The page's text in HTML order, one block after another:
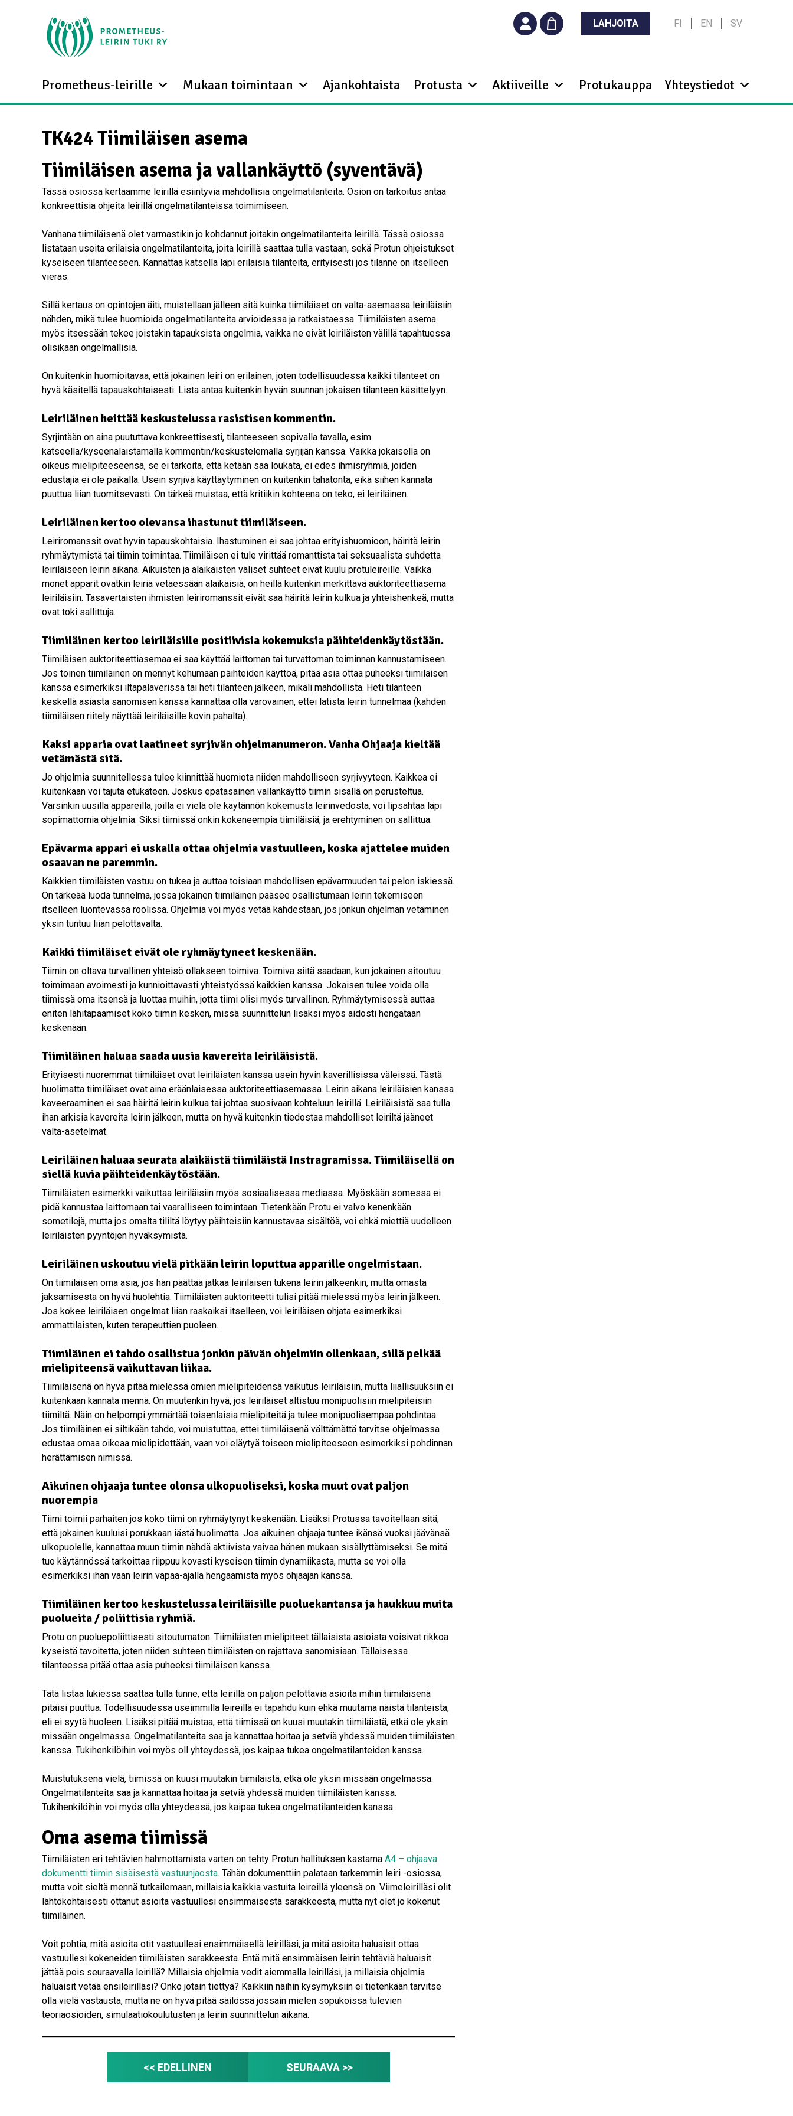
LAHJOITA FI EN SV
Prometheus-leirille Mukaan toimintaan Ajankohtaista Protusta Aktiiveille Protukauppa Yhteystiedot
TK424 Tiimiläisen asema
Tiimiläisen asema ja vallankäyttö (syventävä)
Tässä osiossa kertaamme leirillä esiintyviä mahdollisia ongelmatilanteita. Osion on tarkoitus antaa
konkreettisia ohjeita leirillä ongelmatilanteissa toimimiseen.
Vanhana tiimiläisenä olet varmastikin jo kohdannut joitakin ongelmatilanteita leirillä. Tässä osiossa
listataan useita erilaisia ongelmatilanteita, joita leirillä saattaa tulla vastaan, sekä Protun ohjeistukset
kyseiseen tilanteeseen. Kannattaa katsella läpi erilaisia tilanteita, erityisesti jos tilanne on itselleen
vieras.
Sillä kertaus on opintojen äiti, muistellaan jälleen sitä kuinka tiimiläiset on valta-asemassa leiriläisiin
nähden, mikä tulee huomioida ongelmatilanteita arvioidessa ja ratkaistaessa. Tiimiläisten asema
myös itsessään tekee joistakin tapauksista ongelmia, vaikka ne eivät leiriläisten välillä tapahtuessa
olisikaan ongelmallisia.
On kuitenkin huomioitavaa, että jokainen leiri on erilainen, joten todellisuudessa kaikki tilanteet on
hyvä käsitellä tapauskohtaisesti. Lista antaa kuitenkin hyvän suunnan jokaisen tilanteen käsittelyyn.
Leiriläinen heittää keskustelussa rasistisen kommentin.
Syrjintään on aina puututtava konkreettisesti, tilanteeseen sopivalla tavalla, esim.
katseella/kyseenalaistamalla kommentin/keskustelemalla syrjijän kanssa. Vaikka jokaisella on
oikeus mielipiteeseensä, se ei tarkoita, että ketään saa loukata, ei edes ihmisryhmiä, joiden
edustajia ei ole paikalla. Usein syrjivä käyttäytyminen on kuitenkin tahatonta, eikä siihen kannata
puuttua liian tuomitsevasti. On tärkeä muistaa, että kritiikin kohteena on teko, ei leiriläinen.
Leiriläinen kertoo olevansa ihastunut tiimiläiseen.
Leiriromanssit ovat hyvin tapauskohtaisia. Ihastuminen ei saa johtaa erityishuomioon, häiritä leirin
ryhmäytymistä tai tiimin toimintaa. Tiimiläisen ei tule virittää romanttista tai seksuaalista suhdetta
leiriläiseen leirin aikana. Aikuisten ja alaikäisten väliset suhteet eivät kuulu protuleireille. Vaikka
monet apparit ovatkin leiriä vetäessään alaikäisiä, on heillä kuitenkin merkittävä auktoriteettiasema
leiriläisiin. Tasavertaisten ihmisten leiriromanssit eivät saa häiritä leirin kulkua ja yhteishenkeä, mutta
ovat toki sallittuja.
Tiimiläinen kertoo leiriläisille positiivisia kokemuksia päihteidenkäytöstään.
Tiimiläisen auktoriteettiasemaa ei saa käyttää laittoman tai turvattoman toiminnan kannustamiseen.
Jos toinen tiimiläinen on mennyt kehumaan päihteiden käyttöä, pitää asia ottaa puheeksi tiimiläisen
kanssa esimerkiksi iltapalaverissa tai heti tilanteen jälkeen, mikäli mahdollista. Heti tilanteen
keskellä asiasta sanomisen kanssa kannattaa olla varovainen, ettei latista leirin tunnelmaa (kahden
tiimiläisen riitely näyttää leiriläisille kovin pahalta).
Kaksi apparia ovat laatineet syrjivän ohjelmanumeron. Vanha Ohjaaja kieltää
vetämästä sitä.
Jo ohjelmia suunnitellessa tulee kiinnittää huomiota niiden mahdolliseen syrjivyyteen. Kaikkea ei
kuitenkaan voi tajuta etukäteen. Joskus epätasainen vallankäyttö tiimin sisällä on perusteltua.
Varsinkin uusilla appareilla, joilla ei vielä ole käytännön kokemusta leirinvedosta, voi lipsahtaa läpi
sopimattomia ohjelmia. Siksi tiimissä onkin kokeneempia tiimiläisiä, ja erehtyminen on sallittua.
Epävarma appari ei uskalla ottaa ohjelmia vastuulleen, koska ajattelee muiden
osaavan ne paremmin.
Kaikkien tiimiläisten vastuu on tukea ja auttaa toisiaan mahdollisen epävarmuuden tai pelon iskiessä.
On tärkeää luoda tunnelma, jossa jokainen tiimiläinen pääsee osallistumaan leirin tekemiseen
itselleen luontevassa roolissa. Ohjelmia voi myös vetää kahdestaan, jos jonkun ohjelman vetäminen
yksin tuntuu liian pelottavalta.
Kaikki tiimiläiset eivät ole ryhmäytyneet keskenään.
Tiimin on oltava turvallinen yhteisö ollakseen toimiva. Toimiva siitä saadaan, kun jokainen sitoutuu
toimimaan avoimesti ja kunnioittavasti yhteistyössä kaikkien kanssa. Jokaisen tulee voida olla
tiimissä oma itsensä ja luottaa muihin, jotta tiimi olisi myös turvallinen. Ryhmäytymisessä auttaa
eniten lähitapaamiset koko tiimin kesken, missä suunnittelun lisäksi myös aidosti hengataan
keskenään.
Tiimiläinen haluaa saada uusia kavereita leiriläisistä.
Erityisesti nuoremmat tiimiläiset ovat leiriläisten kanssa usein hyvin kaverillisissa väleissä. Tästä
huolimatta tiimiläiset ovat aina eräänlaisessa auktoriteettiasemassa. Leirin aikana leiriläisien kanssa
kaveeraaminen ei saa häiritä leirin kulkua tai johtaa suosivaan kohteluun leirillä. Leiriläisistä saa tulla
ihan arkisia kavereita leirin jälkeen, mutta on hyvä kuitenkin tiedostaa mahdolliset leiriltä jääneet
valta-asetelmat.
Leiriläinen haluaa seurata alaikäistä tiimiläistä Instragramissa. Tiimiläisellä on
siellä kuvia päihteidenkäytöstään.
Tiimiläisten esimerkki vaikuttaa leiriläisiin myös sosiaalisessa mediassa. Myöskään somessa ei
pidä kannustaa laittomaan tai vaaralliseen toimintaan. Tietenkään Protu ei valvo kenenkään
sometilejä, mutta jos omalta tililtä löytyy päihteisiin kannustavaa sisältöä, voi ehkä miettiä uudelleen
leiriläisten pyyntöjen hyväksymistä.
Leiriläinen uskoutuu vielä pitkään leirin loputtua apparille ongelmistaan.
On tiimiläisen oma asia, jos hän päättää jatkaa leiriläisen tukena leirin jälkeenkin, mutta omasta
jaksamisesta on hyvä huolehtia. Tiimiläisten auktoriteetti tulisi pitää mielessä myös leirin jälkeen.
Jos kokee leiriläisen ongelmat liian raskaiksi itselleen, voi leiriläisen ohjata esimerkiksi
ammattilaisten, kuten terapeuttien puoleen.
Tiimiläinen ei tahdo osallistua jonkin päivän ohjelmiin ollenkaan, sillä pelkää
mielipiteensä vaikuttavan liikaa.
Tiimiläisenä on hyvä pitää mielessä omien mielipiteidensä vaikutus leiriläisiin, mutta liiallisuuksiin ei
kuitenkaan kannata mennä. On muutenkin hyvä, jos leiriläiset altistuu monipuolisiin mielipiteisiin
tiimiltä. Näin on helpompi ymmärtää toisenlaisia mielipiteitä ja tulee monipuolisempaa pohdintaa.
Jos tiimiläinen ei siltikään tahdo, voi muistuttaa, ettei tiimiläisenä välttämättä tarvitse ohjelmassa
edustaa omaa oikeaa mielipidettään, vaan voi eläytyä toiseen mielipiteeseen esimerkiksi pohdinnan
herättämisen nimissä.
Aikuinen ohjaaja tuntee olonsa ulkopuoliseksi, koska muut ovat paljon
nuorempia
Tiimi toimii parhaiten jos koko tiimi on ryhmäytynyt keskenään. Lisäksi Protussa tavoitellaan sitä,
että jokainen kuuluisi porukkaan iästä huolimatta. Jos aikuinen ohjaaja tuntee ikänsä vuoksi jäävänsä
ulkopuolelle, kannattaa muun tiimin nähdä aktiivista vaivaa hänen mukaan sisällyttämiseksi. Se mitä
tuo käytännössä tarkoittaa riippuu kovasti kyseisen tiimin dynamiikasta, mutta se voi olla
esimerkiksi ihan vaan leirin vapaa-ajalla hengaamista myös ohjaajan kanssa.
Tiimiläinen kertoo keskustelussa leiriläisille puoluekantansa ja haukkuu muita
puolueita / poliittisia ryhmiä.
Protu on puoluepoliittisesti sitoutumaton. Tiimiläisten mielipiteet tällaisista asioista voisivat rikkoa
kyseistä tavoitetta, joten niiden suhteen tiimiläisten on rajattava sanomisiaan. Tällaisessa
tilanteessa pitää ottaa asia puheeksi tiimiläisen kanssa.
Tätä listaa lukiessa saattaa tulla tunne, että leirillä on paljon pelottavia asioita mihin tiimiläisenä
pitäisi puuttua. Todellisuudessa useimmilla leireillä ei tapahdu kuin ehkä muutama näistä tilanteista,
eli ei syytä huoleen. Lisäksi pitää muistaa, että tiimissä on kuusi muutakin tiimiläistä, etkä ole yksin
missään ongelmassa. Ongelmatilanteita saa ja kannattaa hoitaa ja setviä yhdessä muiden tiimiläisten
kanssa. Tukihenkilöihin voi myös oll yhteydessä, jos kaipaa tukea ongelmatilanteiden kanssa.
Muistutuksena vielä, tiimissä on kuusi muutakin tiimiläistä, etkä ole yksin missään ongelmassa.
Ongelmatilanteita saa ja kannattaa hoitaa ja setviä yhdessä muiden tiimiläisten kanssa.
Tukihenkilöihin voi myös olla yhteydessä, jos kaipaa tukea ongelmatilanteiden kanssa.
Oma asema tiimissä
Tiimiläisten eri tehtävien hahmottamista varten on tehty Protun hallituksen kastama A4 – ohjaava
dokumentti tiimin sisäisestä vastuunjaosta. Tähän dokumenttiin palataan tarkemmin leiri -osiossa,
mutta voit sieltä mennä tutkailemaan, millaisia kaikkia vastuita leireillä yleensä on. Viimeleirilläsi olit
lähtökohtaisesti ottanut asioita vastuullesi ensimmäisestä sarakkeesta, mutta nyt olet jo kokenut
tiimiläinen.
Voit pohtia, mitä asioita otit vastuullesi ensimmäisellä leirilläsi, ja mitä asioita haluaisit ottaa
vastuullesi kokeneiden tiimiläisten sarakkeesta. Entä mitä ensimmäisen leirin tehtäviä haluaisit
jättää pois seuraavalla leirillä? Millaisia ohjelmia vedit aiemmalla leirilläsi, ja millaisia ohjelmia
haluaisit vetää ensileirilläsi? Onko jotain tiettyä? Kaikkiin näihin kysymyksiin ei tietenkään tarvitse
olla vielä vastausta, mutta ne on hyvä pitää säilössä jossain mielen sopukoissa tulevien
teoriaosioiden, simulaatiokoulutusten ja leirin suunnittelun aikana.
<< EDELLINEN SEURAAVA >>